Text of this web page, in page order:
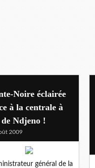
Noire éclairée
à la centrale à
de Ndjeno !
2009
général de la